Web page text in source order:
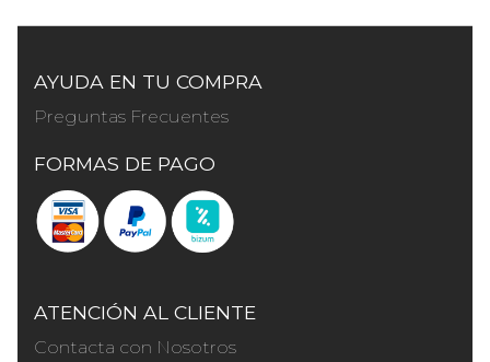
AYUDA EN TU COMPRA
Preguntas Frecuentes
FORMAS DE PAGO
ATENCIÓN AL CLIENTE
Contacta con Nosotros